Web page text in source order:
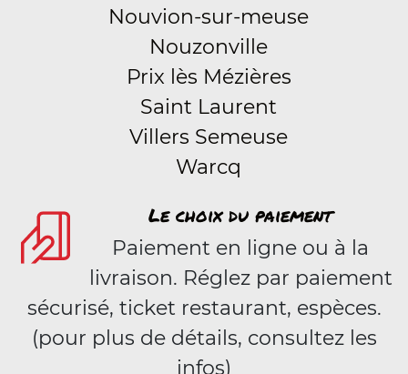
Nouvion-sur-meuse
Nouzonville
Prix lès Mézières
Saint Laurent
Villers Semeuse
Warcq
Le choix du paiement
Paiement en ligne ou à la
livraison. Réglez par paiement
sécurisé, ticket restaurant, espèces.
(pour plus de détails, consultez les
infos)